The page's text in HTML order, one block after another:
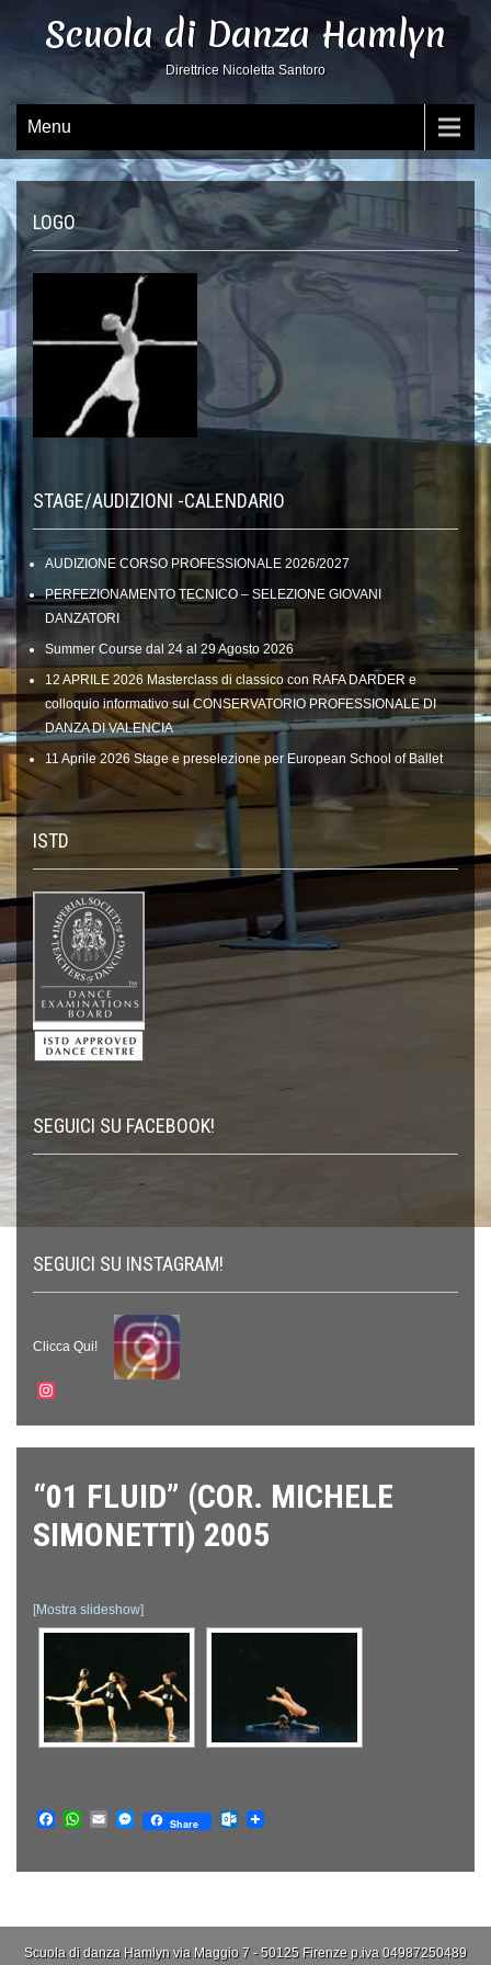
Scuola di Danza Hamlyn
Direttrice Nicoletta Santoro
Menu
LOGO
STAGE/AUDIZIONI -CALENDARIO
AUDIZIONE CORSO PROFESSIONALE 2026/2027
PERFEZIONAMENTO TECNICO – SELEZIONE GIOVANI
DANZATORI
Summer Course dal 24 al 29 Agosto 2026
12 APRILE 2026 Masterclass di classico con RAFA DARDER e
colloquio informativo sul CONSERVATORIO PROFESSIONALE DI
DANZA DI VALENCIA
11 Aprile 2026 Stage e preselezione per European School of Ballet
ISTD
SEGUICI SU FACEBOOK!
SEGUICI SU INSTAGRAM!
Clicca Qui!
“01 FLUID” (COR. MICHELE
SIMONETTI) 2005
[Mostra slideshow]
Facebook
WhatsApp
EmailMessenger
Share Outlook.com
Scuola di danza Hamlyn via Maggio 7 - 50125 Firenze p.iva 04987250489